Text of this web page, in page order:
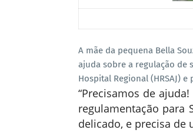
A mãe da pequena Bella
ajuda sobre a regulação de
Hospital Regional (HRSAJ)
“Precisamos de
regulamentação para
delicado, e precisa de